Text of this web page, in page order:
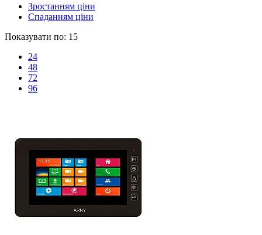
Зростанням ціни
Спаданням ціни
Показувати по: 15
24
48
72
96